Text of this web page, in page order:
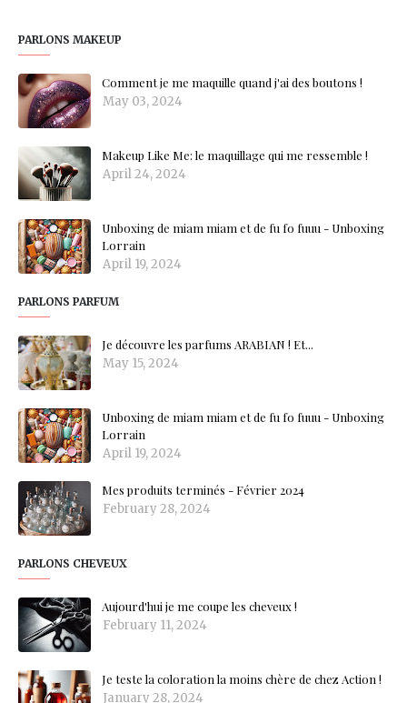
PARLONS MAKEUP
Comment je me maquille quand j'ai des boutons !
May 03, 2024
Makeup Like Me: le maquillage qui me ressemble !
April 24, 2024
Unboxing de miam miam et de fu fo fuuu - Unboxing
Lorrain
April 19, 2024
PARLONS PARFUM
Je découvre les parfums ARABIAN ! Et...
May 15, 2024
Unboxing de miam miam et de fu fo fuuu - Unboxing
Lorrain
April 19, 2024
Mes produits terminés - Février 2024
February 28, 2024
PARLONS CHEVEUX
Aujourd'hui je me coupe les cheveux !
February 11, 2024
Je teste la coloration la moins chère de chez Action !
January 28, 2024